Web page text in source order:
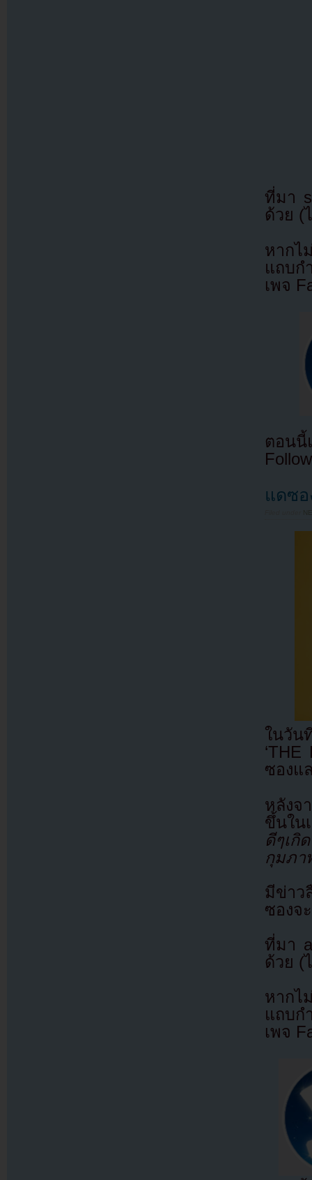
ที่มา
ด้วย (
หากไ
แถบก
เพจ
ตอนนี้
แดซอ
ในวัน
ซองแ
หลังจ
ขึ้นใน
ดีๆเ
กุมภา
มีข่าว
ซองจ
ที่มา
ด้วย (
หากไ
แถบก
เพจ